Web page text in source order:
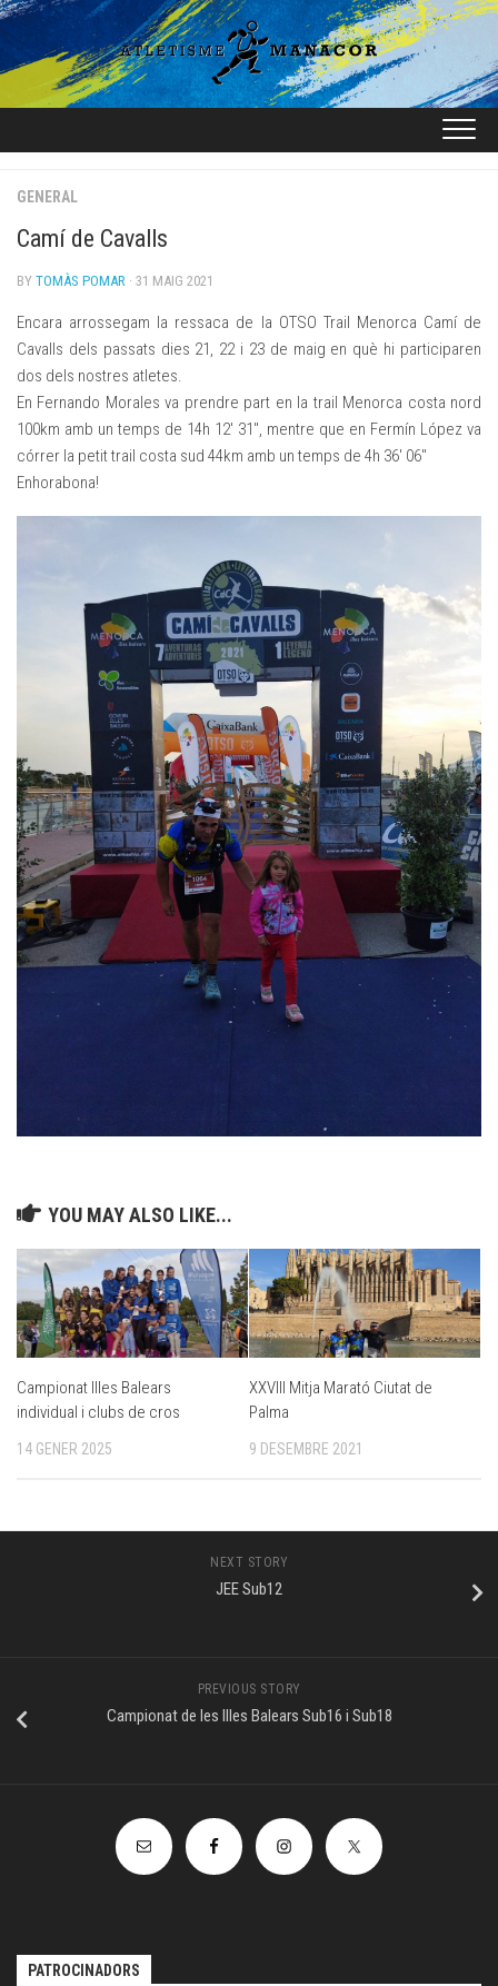
Skip
to
content
GENERAL
Camí de Cavalls
BY TOMÀS POMAR · 31 MAIG 2021
Encara arrossegam la ressaca de la OTSO Trail Menorca Camí de
Cavalls dels passats dies 21, 22 i 23 de maig en què hi participaren
dos dels nostres atletes.
En Fernando Morales va prendre part en la trail Menorca costa nord
100km amb un temps de 14h 12′ 31″, mentre que en Fermín López va
córrer la petit trail costa sud 44km amb un temps de 4h 36′ 06″
Enhorabona!
YOU MAY ALSO LIKE...
Campionat Illes Balears
individual i clubs de cros
14 GENER 2025
XXVIII Mitja Marató Ciutat de
Palma
9 DESEMBRE 2021
NEXT STORY
JEE Sub12
PREVIOUS STORY
Campionat de les Illes Balears Sub16 i Sub18
PATROCINADORS